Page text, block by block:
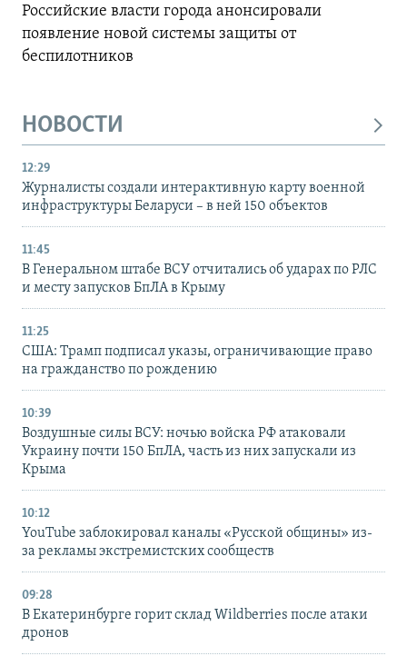
Российские власти города анонсировали
появление новой системы защиты от
беспилотников
НОВОСТИ
12:29
Журналисты создали интерактивную карту военной
инфраструктуры Беларуси – в ней 150 объектов
11:45
В Генеральном штабе ВСУ отчитались об ударах по РЛС
и месту запусков БпЛА в Крыму
11:25
США: Трамп подписал указы, ограничивающие право
на гражданство по рождению
10:39
Воздушные силы ВСУ: ночью войска РФ атаковали
Украину почти 150 БпЛА, часть из них запускали из
Крыма
10:12
YouTube заблокировал каналы «Русской общины» из-
за рекламы экстремистских сообществ
09:28
В Екатеринбурге горит склад Wildberries после атаки
дронов